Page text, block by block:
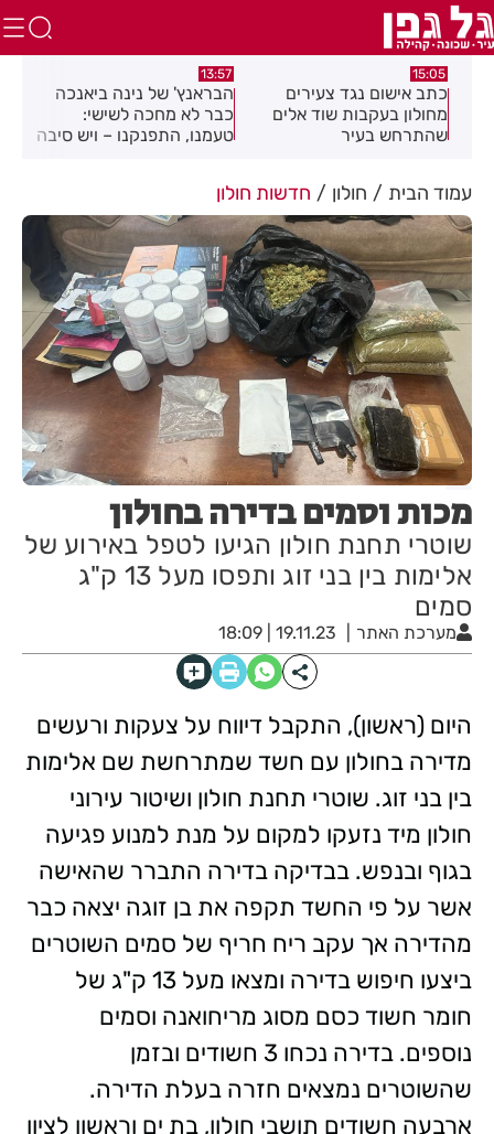
15:05
כתב אישום נגד צעירים
מחולון בעקבות שוד אלים
שהתרחש בעיר
13:57
הבראנץ' של נינה ביאנכה
כבר לא מחכה לשישי:
טעמנו, התפנקנו – ויש סיבה
עמוד הבית חולון חדשות חולון
מכות וסמים בדירה בחולון
שוטרי תחנת חולון הגיעו לטפל באירוע של
אלימות בין בני זוג ותפסו מעל 13 ק"ג
סמים
מערכת האתר 19.11.23 | 18:09
היום (ראשון), התקבל דיווח על צעקות ורעשים
מדירה בחולון עם חשד שמתרחשת שם אלימות
בין בני זוג. שוטרי תחנת חולון ושיטור עירוני
חולון מיד נזעקו למקום על מנת למנוע פגיעה
בגוף ובנפש. בבדיקה בדירה התברר שהאישה
אשר על פי החשד תקפה את בן זוגה יצאה כבר
מהדירה אך עקב ריח חריף של סמים השוטרים
ביצעו חיפוש בדירה ומצאו מעל 13 ק"ג של
חומר חשוד כסם מסוג מריחואנה וסמים
נוספים. בדירה נכחו 3 חשודים ובזמן
שהשוטרים נמצאים חזרה בעלת הדירה.
ארבעה חשודים תושבי חולון, בת ים וראשון לציון